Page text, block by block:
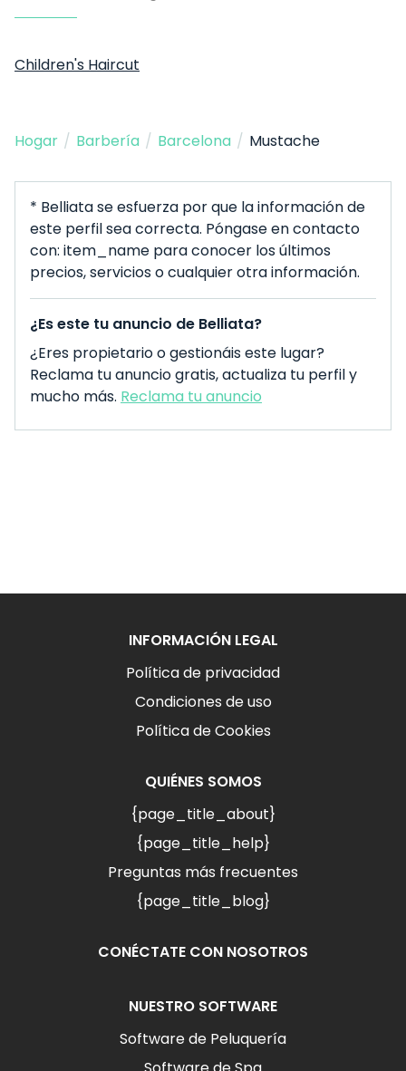
Children's Haircut
Hogar / Barbería / Barcelona / Mustache
* Belliata se esfuerza por que la información de
este perfil sea correcta. Póngase en contacto
con: item_name para conocer los últimos
precios, servicios o cualquier otra información.
¿Es este tu anuncio de Belliata?
¿Eres propietario o gestionáis este lugar?
Reclama tu anuncio gratis, actualiza tu perfil y
mucho más. Reclama tu anuncio
INFORMACIÓN LEGAL
Política de privacidad
Condiciones de uso
Política de Cookies
QUIÉNES SOMOS
{page_title_about}
{page_title_help}
Preguntas más frecuentes
{page_title_blog}
CONÉCTATE CON NOSOTROS
NUESTRO SOFTWARE
Software de Peluquería